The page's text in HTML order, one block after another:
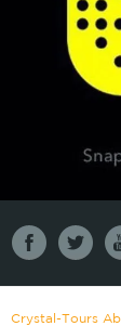
Crystal-Tours